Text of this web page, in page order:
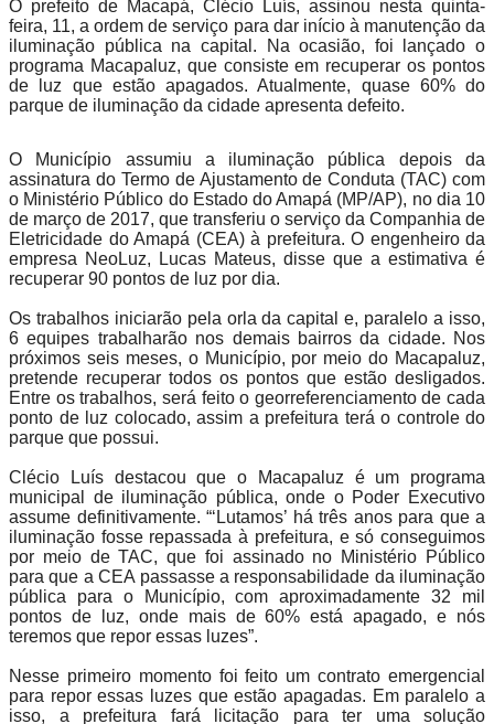
O prefeito de Macapá, Clécio Luís, assinou nesta quinta-
feira, 11, a ordem de serviço para dar início à manutenção da
iluminação pública na capital. Na ocasião, foi lançado o
programa Macapaluz, que consiste em recuperar os pontos
de luz que estão apagados. Atualmente, quase 60% do
parque de iluminação da cidade apresenta defeito.
O Município assumiu a iluminação pública depois da
assinatura do Termo de Ajustamento de Conduta (TAC) com
o Ministério Público do Estado do Amapá (MP/AP), no dia 10
de março de 2017, que transferiu o serviço da Companhia de
Eletricidade do Amapá (CEA) à prefeitura. O engenheiro da
empresa NeoLuz, Lucas Mateus, disse que a estimativa é
recuperar 90 pontos de luz por dia.
Os trabalhos iniciarão pela orla da capital e, paralelo a isso,
6 equipes trabalharão nos demais bairros da cidade. Nos
próximos seis meses, o Município, por meio do Macapaluz,
pretende recuperar todos os pontos que estão desligados.
Entre os trabalhos, será feito o georreferenciamento de cada
ponto de luz colocado, assim a prefeitura terá o controle do
parque que possui.
Clécio Luís destacou que o Macapaluz é um programa
municipal de iluminação pública, onde o Poder Executivo
assume definitivamente. “‘Lutamos’ há três anos para que a
iluminação fosse repassada à prefeitura, e só conseguimos
por meio de TAC, que foi assinado no Ministério Público
para que a CEA passasse a responsabilidade da iluminação
pública para o Município, com aproximadamente 32 mil
pontos de luz, onde mais de 60% está apagado, e nós
teremos que repor essas luzes”.
Nesse primeiro momento foi feito um contrato emergencial
para repor essas luzes que estão apagadas. Em paralelo a
isso, a prefeitura fará licitação para ter uma solução